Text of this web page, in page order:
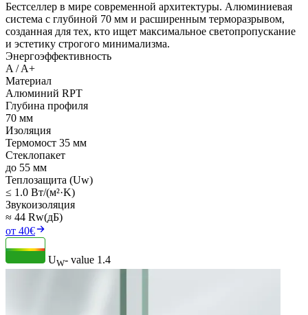
Бестселлер в мире современной архитектуры. Алюминиевая
система с глубиной 70 мм и расширенным терморазрывом,
созданная для тех, кто ищет максимальное светопропускание
и эстетику строгого минимализма.
Энергоэффективность
A / A+
Материал
Алюминий RPT
Глубина профиля
70 мм
Изоляция
Термомост 35 мм
Стеклопакет
до 55 мм
Теплозащита (Uw)
≤ 1.0 Вт/(м²·K)
Звукоизоляция
≈ 44 Rw(дБ)
от 40€
UW- value 1.4